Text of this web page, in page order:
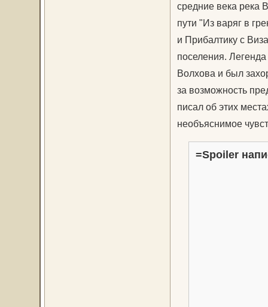
средние века река
пути "Из варяг в
и Прибалтику с
поселения. Легенда
Волхова и был
за возможность
писал об этих
необъяснимое
=Spoiler